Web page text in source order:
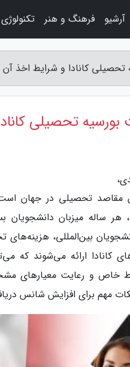
تحصیلی کانادا و شرایط اخذ
بورسیه تحصیلی
مقاصد تحصیلی در جهان
ساله میزبان دانشجویان
بین‌المللی،
کانادا ارائه می‌شوند که
خاص و رعایت معیارهای
مهم برای افزایش شانس
آرشیو فرهنگ و هنر تکنولوژی